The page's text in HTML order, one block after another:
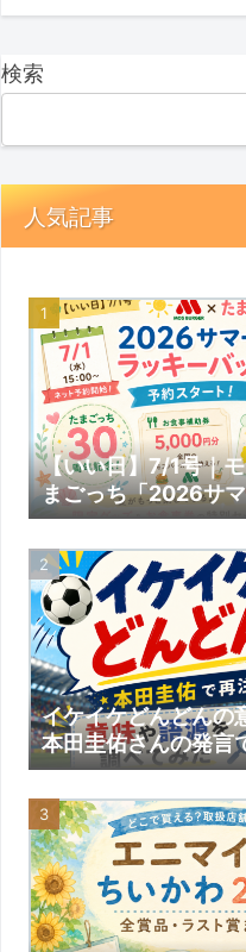
検索
人気記事
【いい日】7/1号｜
まごっち「2026サ
グ」予約スタート！
予約情報
イケイケどんどんの
本田圭佑さんの発言
べてみた｜【いい日